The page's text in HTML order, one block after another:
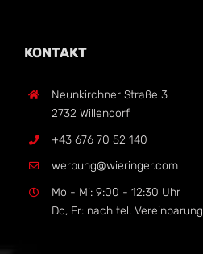
KONTAKT
Neunkirchner Straße 3
2732 Willendorf
+43 676 70 52 140
werbung@wieringer.com
Mo - Mi: 9:00 - 12:30 Uhr
Do, Fr: nach tel. Vereinbarung